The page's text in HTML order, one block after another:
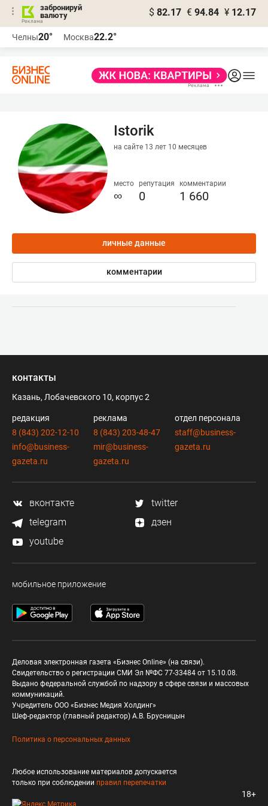
забронируй
валюту
$ 82.17 € 94.84 ¥ 12.17
Челны20° Москва22.2°
Istorik
на сайте 13 лет 10 месяцев
место
∞
репутация
0
комментарии
1 660
личные данные
комментарии
контакты
Казань, Лобачевского 10, корпус 2
редакция
8 (843) 202-12-10
info@business-
gazeta.ru
реклама
8 (843) 203-48-47
mir@business-
gazeta.ru
отдел персонала
staff@business-
gazeta.ru
вконтакте
twitter
telegram
дзен
youtube
мобильное приложение
Деловая электронная газета «Бизнес Online» (на связи).
Свидетельство о регистрации СМИ Эл №ФС 77-33484 от 15.10.08.
Выдано федеральной службой по надзору в сфере связи и массовых
коммуникаций.
Учредитель ООО «Бизнес Медия Холдинг»
Шеф-редактор (главный редактор) А.В. Брусницын
Политика о персональных данных
Любое использование материалов допускается
только при соблюдении правил перепечатки
18+